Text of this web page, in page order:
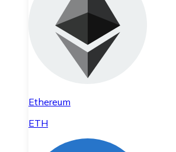
Ethereum
ETH